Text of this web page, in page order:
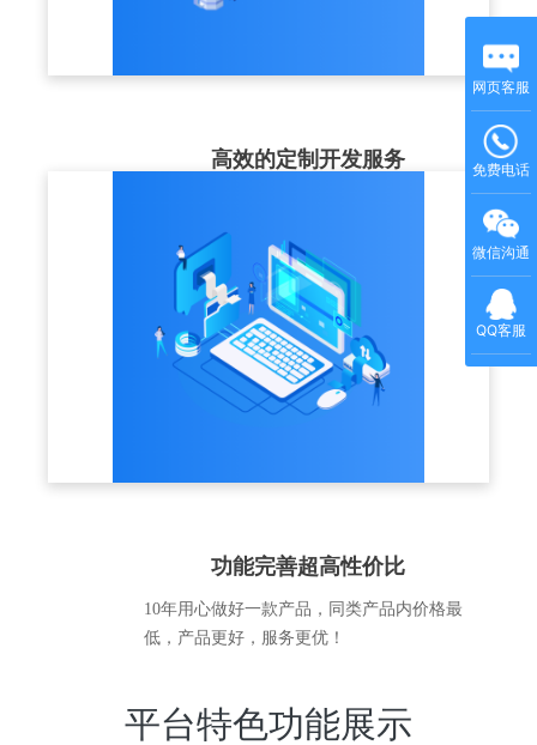
高效的定制开发服务
户的业务需求，以标准版产品为基础，提供
个性化解决方案和定制化开发服务
功能完善超高性价比
10年用心做好一款产品，同类产品内价格最
低，产品更好，服务更优！
平台特色功能展示
网页客服
免费电话
微信沟通
QQ客服